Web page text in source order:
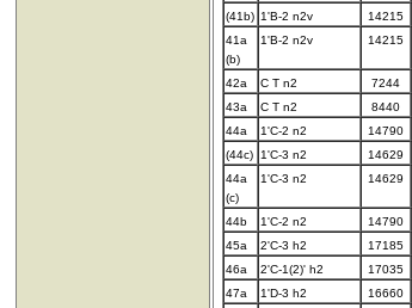
(41b) 1'B-2 n2v 14215
41a
(b)
1'B-2 n2v 14215
42a C T n2 7244
43a
C T n2 8440
44a
1'C-2 n2 14790
(44c)
1'C-3 n2 14629
44a
(c)
1'C-3 n2 14629
44b 1'C-2 n2 14790
45a
2'C-3 h2 17185
46a
2'C-1(2)' h2 17035
47a
1'D-3 h2 16660